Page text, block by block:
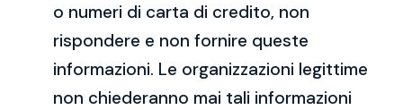
o numeri di carta di credito, non
rispondere e non fornire queste
informazioni. Le organizzazioni legittime
non chiederanno mai tali informazioni